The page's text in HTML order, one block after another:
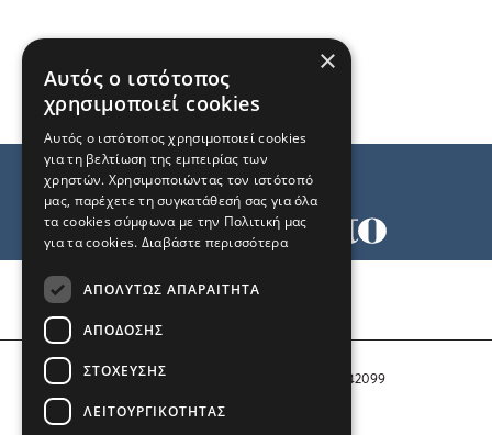
Αριθμός Πιστοποίησης Μ.Η.Τ. 242099
×
Αυτός ο ιστότοπος
χρησιμοποιεί cookies
Αυτός ο ιστότοπος χρησιμοποιεί cookies
για τη βελτίωση της εμπειρίας των
χρηστών. Χρησιμοποιώντας τον ιστότοπό
μας, παρέχετε τη συγκατάθεσή σας για όλα
τα cookies σύμφωνα με την Πολιτική μας
για τα cookies. Διαβάστε περισσότερα
ΑΠΟΛΎΤΩΣ ΑΠΑΡΑΊΤΗΤΑ
ΑΠΌΔΟΣΗΣ
ΣΤΌΧΕΥΣΗΣ
ΛΕΙΤΟΥΡΓΙΚΌΤΗΤΑΣ